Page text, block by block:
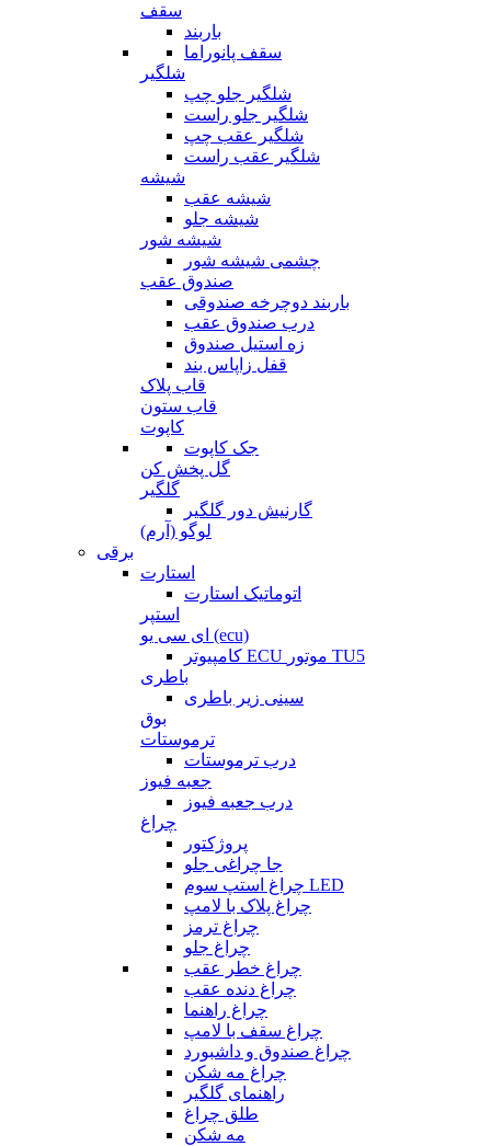
سقف
باربند
سقف پانوراما
شلگیر
شلگیر جلو چپ
شلگیر جلو راست
شلگیر عقب چپ
شلگیر عقب راست
شیشه
شیشه عقب
شیشه جلو
شیشه شور
چشمی شیشه شور
صندوق عقب
باربند دوچرخه صندوقی
درب صندوق عقب
زه استیل صندوق
قفل زاپاس بند
قاب پلاک
قاب ستون
کاپوت
جک کاپوت
گل پخش کن
گلگیر
گارنیش دور گلگیر
لوگو (آرم)
برقی
استارت
اتوماتیک استارت
استپر
ای سی یو (ecu)
کامپیوتر ECU موتور TU5
باطری
سینی زیر باطری
بوق
ترموستات
درب ترموستات
جعبه فیوز
درب جعبه فیوز
چراغ
پروژکتور
جا چراغی جلو
چراغ استپ سوم LED
چراغ پلاک با لامپ
چراغ ترمز
چراغ جلو
چراغ خطر عقب
چراغ دنده عقب
چراغ راهنما
چراغ سقف با لامپ
چراغ صندوق و داشبورد
چراغ مه شکن
راهنمای گلگیر
طلق چراغ
مه شکن